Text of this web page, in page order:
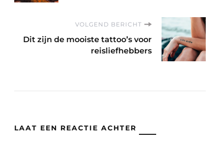
VOLGEND BERICHT
Dit zijn de mooiste tattoo’s voor
reisliefhebbers
LAAT EEN REACTIE ACHTER